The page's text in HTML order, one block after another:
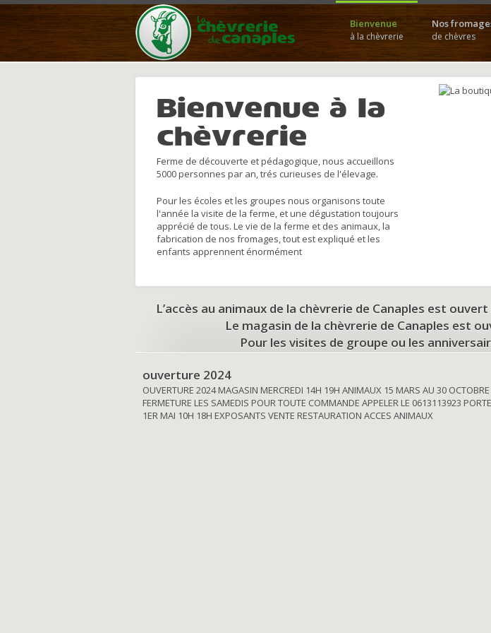
Bienvenue
à la chèvrerie
Nos
de chèvres
Bienvenue à la
chèvrerie
Ferme de découverte et pédagogique, nous accueillons
5000 personnes par an, trés curieuses de l'élevage.
Pour les écoles et les groupes nous organisons toute
l'année la visite de la ferme, et une dégustation toujours
apprécié de tous. Le vie de la ferme et des animaux, la
fabrication de nos fromages, tout est expliqué et les
enfants apprennent énormément
L’accès au animaux de la chèvrerie de Canaples est
Le magasin de la chèvrerie de Canaples est
Pour les visites de groupe ou les
ouverture 2024
OUVERTURE 2024 MAGASIN MERCREDI 14H 19H ANIMAUX 15 MARS AU 30
FERMETURE LES SAMEDIS POUR TOUTE COMMANDE APPELER LE 0613113923
1ER MAI 10H 18H EXPOSANTS VENTE RESTAURATION ACCES ANIMAUX